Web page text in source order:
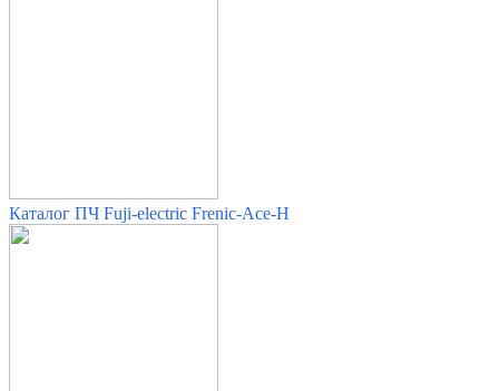
Каталог ПЧ Fuji-electric Frenic-Ace-H